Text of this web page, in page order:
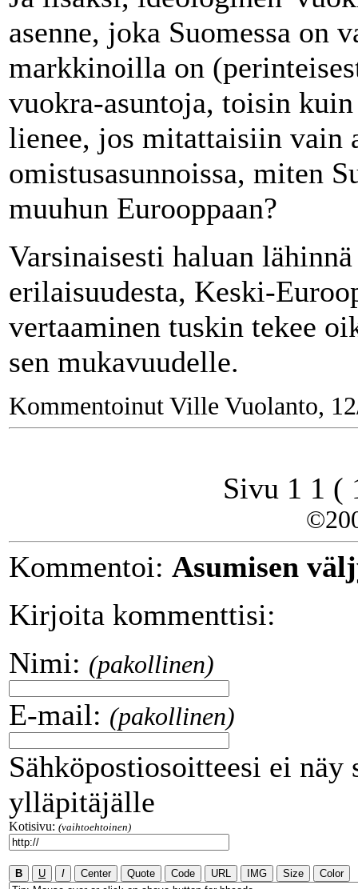
asenne, joka Suomessa on
markkinoilla on
vuokra-asuntoja, toisin
lienee, jos mitattaisiin vain
omistusasunnoissa, miten
muuhun Eurooppaan?
Varsinaisesti haluan
erilaisuudesta, Keski-
vertaaminen tuskin tekee
sen mukavuudelle.
Kommentoinut Ville Vuolanto,
Sivu 1 1 (
Kommentoi: Asumisen
Kirjoita kommenttisi:
Nimi: (pakollinen)
E-mail: (pakollinen)
Sähköpostiosoitteesi ei
ylläpitäjälle
Kotisivu: (vaihtoehtoinen)